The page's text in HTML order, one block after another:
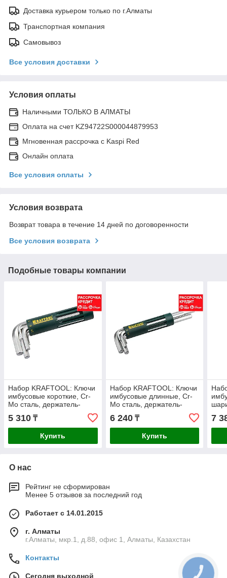
Доставка курьером только по г.Алматы
Транспортная компания
Самовывоз
Все условия доставки
Условия оплаты
Наличными ТОЛЬКО В АЛМАТЫ
Оплата на счет KZ94722S000044879953
Мгновенная рассрочка с Kaspi Red
Онлайн оплата
Все условия оплаты
Условия возврата
Возврат товара в течение 14 дней по договоренности
Все условия возврата
Подобные товары компании
Набор KRAFTOOL: Ключи
имбусовые короткие, Cr-
Mo сталь, держатель-
рукоятка, HEX 2-10мм, 8
пред (27430-1_z01)
5 310 ₸
Купить
Набор KRAFTOOL: Ключи
имбусовые длинные, Cr-
Mo сталь, держатель-
рукоятка, HEX 2-10мм, 8
пред (27430-2_z01)
6 240₸
Купить
2-
7
О нас
Рейтинг не сформирован
Менее 5 отзывов за последний год
Работает с 14.01.2015
г. Алматы
г.Алматы, мкр.1, д.88, офис 1, Алматы, Казахстан
Контакты
Сегодня выходной
КНОПКА
СВЯЗИ